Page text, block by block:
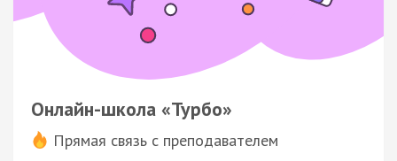
Онлайн-школа «Турбо»
Прямая связь с преподавателем